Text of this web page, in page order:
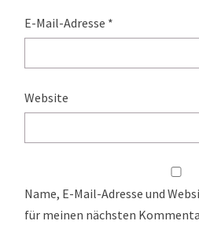
E-Mail-Adresse *
Website
Name, E-Mail-Adresse und
für meinen nächsten